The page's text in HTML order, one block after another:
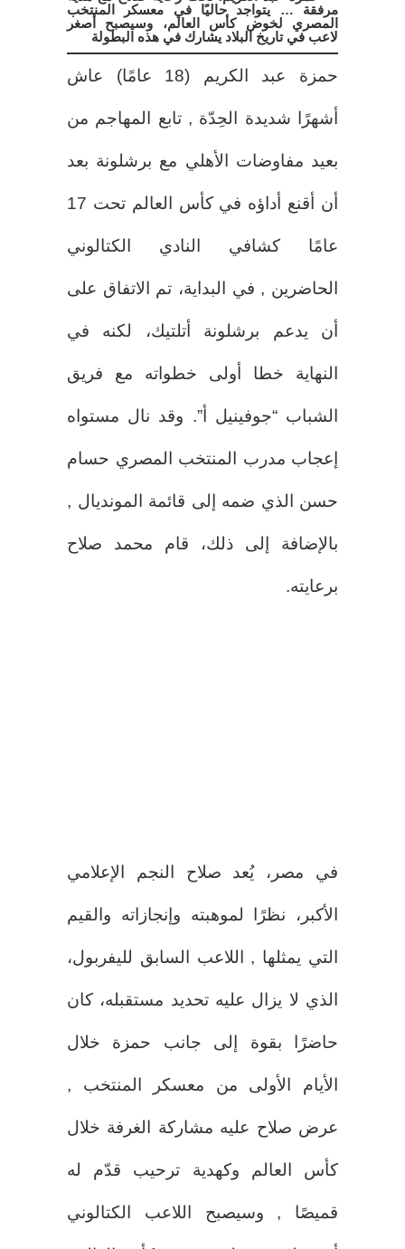
مرفقة … يتواجد حاليًا في معسكر المنتخب
المصري لخوض كأس العالم، وسيصبح أصغر
لاعب في تاريخ البلاد يشارك في هذه البطولة
حمزة عبد الكريم (18 عامًا) عاش
أشهرًا شديدة الحِدّة , تابع المهاجم من
بعيد مفاوضات الأهلي مع برشلونة بعد
أن أقنع أداؤه في كأس العالم تحت 17
عامًا كشافي النادي الكتالوني
الحاضرين , في البداية، تم الاتفاق على
أن يدعم برشلونة أتلتيك، لكنه في
النهاية خطا أولى خطواته مع فريق
الشباب “جوفينيل أ”. وقد نال مستواه
إعجاب مدرب المنتخب المصري حسام
حسن الذي ضمه إلى قائمة المونديال ,
بالإضافة إلى ذلك، قام محمد صلاح
برعايته.
في مصر، يُعد صلاح النجم الإعلامي
الأكبر، نظرًا لموهبته وإنجازاته والقيم
التي يمثلها , اللاعب السابق لليفربول،
الذي لا يزال عليه تحديد مستقبله، كان
حاضرًا بقوة إلى جانب حمزة خلال
الأيام الأولى من معسكر المنتخب ,
عرض صلاح عليه مشاركة الغرفة خلال
كأس العالم وكهدية ترحيب قدّم له
قميصًا , وسيصبح اللاعب الكتالوني